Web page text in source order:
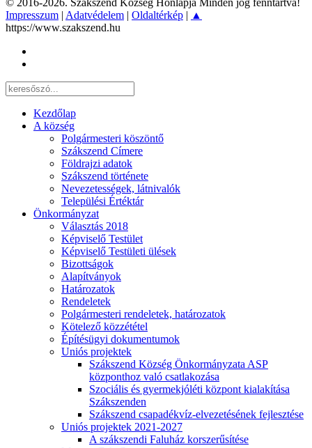
Impresszum | Adatvédelem | Oldaltérkép | ▲
https://www.szakszend.hu
Kezdőlap
A község
Polgármesteri köszöntő
Szákszend Címere
Földrajzi adatok
Szákszend története
Nevezetességek, látnivalók
Települési Értéktár
Önkormányzat
Választás 2018
Képviselő Testület
Képviselő Testületi ülések
Bizottságok
Alapítványok
Határozatok
Rendeletek
Polgármesteri rendeletek, határozatok
Kötelező közzététel
Építésügyi dokumentumok
Uniós projektek
Szákszend Község Önkormányzata ASP
központhoz való csatlakozása
Szociális és gyermekjóléti központ kialakítása
Szákszenden
Szákszend csapadékvíz-elvezetésének fejlesztése
Uniós projektek 2021-2027
A szákszendi Faluház korszerűsítése